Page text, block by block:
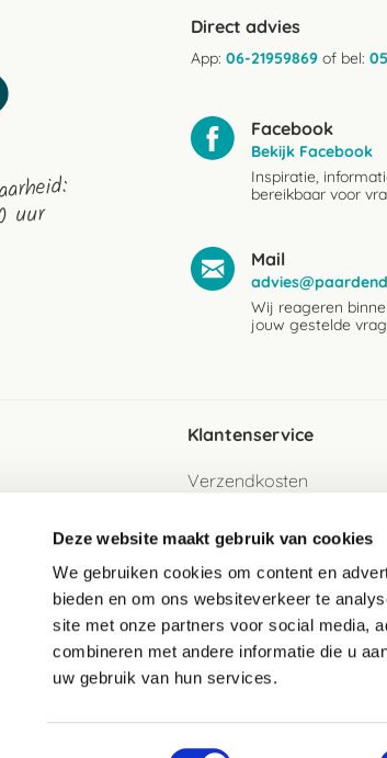
Deze website maakt gebruik van cookies
We gebruiken cookies om content en
bieden en om ons websiteverkeer te
site met onze partners voor social media,
combineren met andere informatie die u
uw gebruik van hun services.
Toestemmingsselectie
uur
Direct advies
App: 06-21959869 of bel:
Facebook
Bekijk Facebook
Inspiratie,
bereikbaar voor
Mail
Wij reageren
jouw gestelde
Klantenservice
Verzendkosten
Betaalwijzen
Retour
Retour sturen als gast
Garantie
Veelgestelde vragen